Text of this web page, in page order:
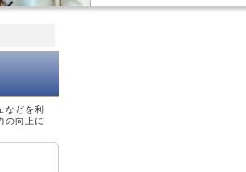
などを利
の向上に